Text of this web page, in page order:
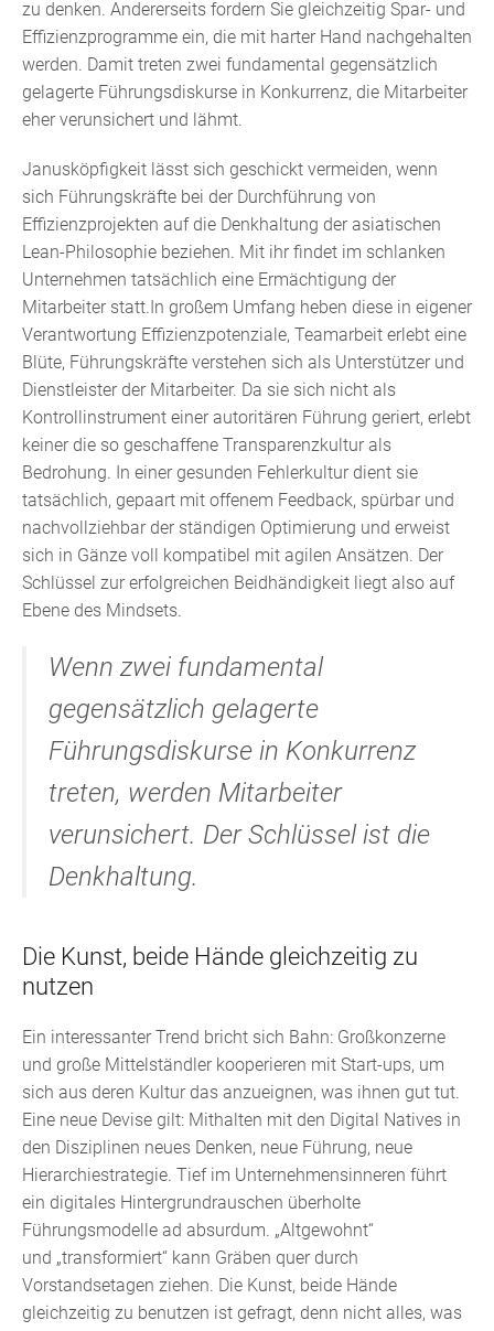
zu denken. Andererseits fordern Sie gleichzeitig Spar- und
Effizienzprogramme ein, die mit harter Hand nachgehalten
werden. Damit treten zwei fundamental gegensätzlich
gelagerte Führungsdiskurse in Konkurrenz, die Mitarbeiter
eher verunsichert und lähmt.
Janusköpfigkeit lässt sich geschickt vermeiden, wenn
sich Führungskräfte bei der Durchführung von
Effizienzprojekten auf die Denkhaltung der asiatischen
Lean-Philosophie beziehen. Mit ihr findet im schlanken
Unternehmen tatsächlich eine Ermächtigung der
Mitarbeiter statt.In großem Umfang heben diese in eigener
Verantwortung Effizienzpotenziale, Teamarbeit erlebt eine
Blüte, Führungskräfte verstehen sich als Unterstützer und
Dienstleister der Mitarbeiter. Da sie sich nicht als
Kontrollinstrument einer autoritären Führung geriert, erlebt
keiner die so geschaffene Transparenzkultur als
Bedrohung. In einer gesunden Fehlerkultur dient sie
tatsächlich, gepaart mit offenem Feedback, spürbar und
nachvollziehbar der ständigen Optimierung und erweist
sich in Gänze voll kompatibel mit agilen Ansätzen. Der
Schlüssel zur erfolgreichen Beidhändigkeit liegt also auf
Ebene des Mindsets.
Wenn zwei fundamental
gegensätzlich gelagerte
Führungsdiskurse in Konkurrenz
treten, werden Mitarbeiter
verunsichert. Der Schlüssel ist die
Denkhaltung.
Die Kunst, beide Hände gleichzeitig zu
nutzen
Ein interessanter Trend bricht sich Bahn: Großkonzerne
und große Mittelständler kooperieren mit Start-ups, um
sich aus deren Kultur das anzueignen, was ihnen gut tut.
Eine neue Devise gilt: Mithalten mit den Digital Natives in
den Disziplinen neues Denken, neue Führung, neue
Hierarchiestrategie. Tief im Unternehmensinneren führt
ein digitales Hintergrundrauschen überholte
Führungsmodelle ad absurdum. „Altgewohnt“
und „transformiert“ kann Gräben quer durch
Vorstandsetagen ziehen. Die Kunst, beide Hände
gleichzeitig zu benutzen ist gefragt, denn nicht alles, was